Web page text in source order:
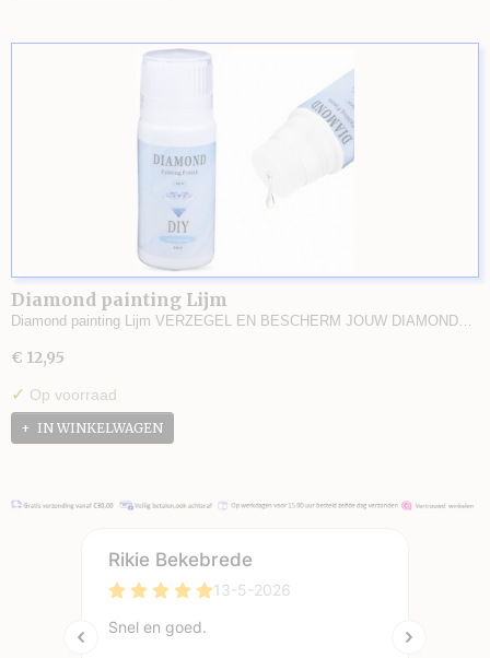
Diamond painting Lijm
Diamond painting Lijm VERZEGEL EN BESCHERM JOUW DIAMOND…
€ 12,95
✓ Op voorraad
IN WINKELWAGEN